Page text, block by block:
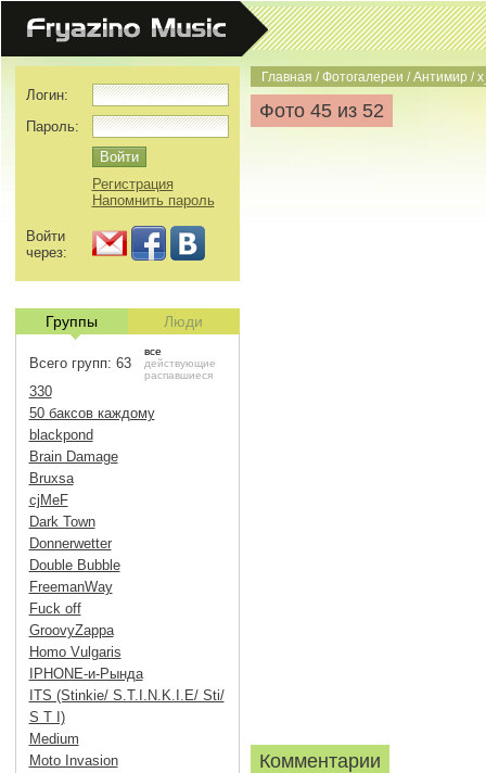
Главная /Фотогалереи /Антимир /
Фото 45 из 52
Комментарии
Логин:
Пароль:
Регистрация
Напомнить пароль
Войти
через:
Группы Люди
Всего групп: 63
все
действующие
распавшиеся
330
50 баксов каждому
blackpond
Brain Damage
Bruxsa
cjMeF
Dark Town
Donnerwetter
Double Bubble
FreemanWay
Fuck off
GroovyZappa
Homo Vulgaris
IPHONE-и-Рында
ITS (Stinkie/ S.T.I.N.K.I.E/ Sti/
S T I)
Medium
Moto Invasion